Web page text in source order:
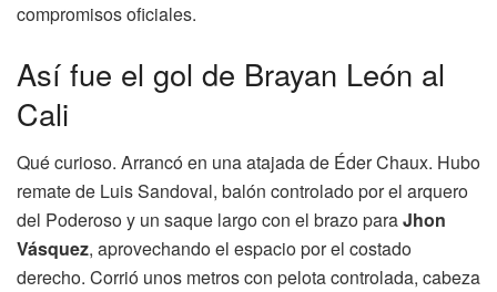
compromisos oficiales.
Así fue el gol de Brayan León al
Cali
Qué curioso. Arrancó en una atajada de Éder Chaux. Hubo
remate de Luis Sandoval, balón controlado por el arquero
del Poderoso y un saque largo con el brazo paraJhon
Vásquez, aprovechando el espacio por el costado
derecho. Corrió unos metros con pelota controlada, cabeza